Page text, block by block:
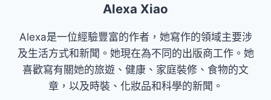
Alexa Xiao
Alexa是一位經驗豐富的作者，她寫作的領域主要涉
及生活方式和新聞。她現在為不同的出版商工作。她
喜歡寫有關她的旅遊、健康、家庭裝修、食物的文
章，以及時裝、化妝品和科學的新聞。